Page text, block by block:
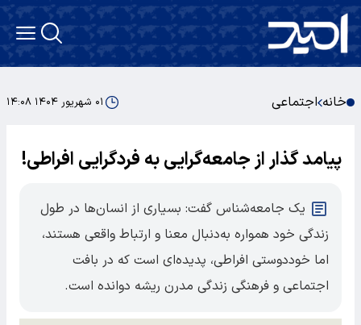
خانه اجتماعی ۰۱ شهریور ۱۴۰۴ ۱۴:۰۸
پیامد گذار از جامعه‌گرایی به فردگرایی افراطی!
یک جامعه‌شناس گفت: بسیاری از انسان‌ها در طول
زندگی خود همواره به‌دنبال معنا و ارتباط واقعی هستند،
اما خوددوستی افراطی، پدیده‌ای است که در بافت
اجتماعی و فرهنگی زندگی مدرن ریشه دوانده است.